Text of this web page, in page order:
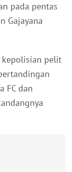
pada pentas
Gajayana
kepolisian pelit
FC dan